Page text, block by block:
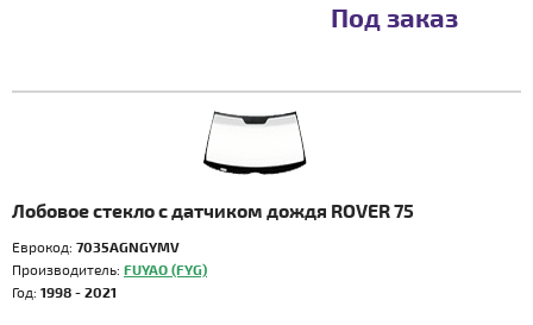
Под заказ
Лобовое стекло с датчиком дождя ROVER 75
Еврокод: 7035AGNGYMV
Производитель: FUYAO (FYG)
Год: 1998 - 2021